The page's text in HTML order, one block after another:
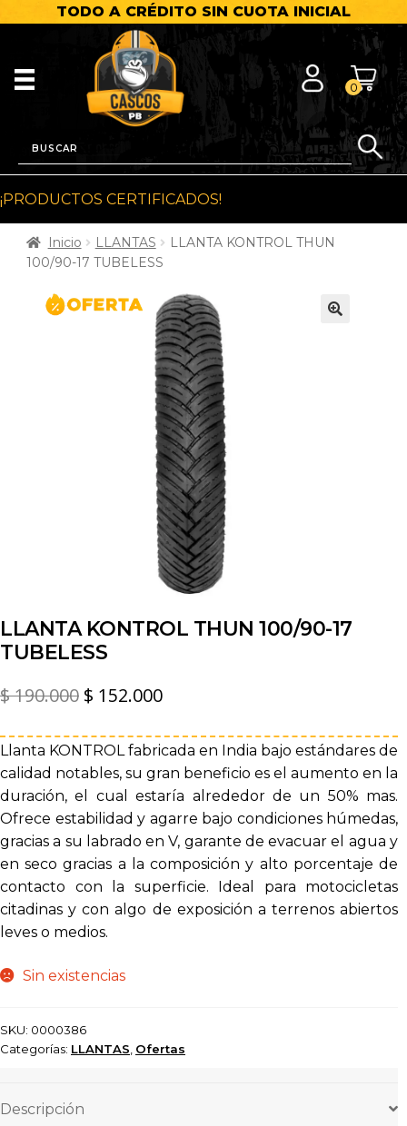
TODO A CRÉDITO SIN CUOTA INICIAL
0
¡PRODUCTOS CERTIFICADOS!
Inicio LLANTAS
LLANTA KONTROL THUN
100/90-17 TUBELESS
LLANTA KONTROL THUN 100/90-17
TUBELESS
$190.000 El
original
era:
$ 190.000.
$ 152.000El
actual
es:
$ 152.000.
Llanta KONTROL fabricada en India bajo estándares de
calidad notables, su gran beneficio es el aumento en la
duración, el cual estaría alrededor de un 50% mas.
Ofrece estabilidad y agarre bajo condiciones húmedas,
gracias a su labrado en V, garante de evacuar el agua y
en seco gracias a la composición y alto porcentaje de
contacto con la superficie. Ideal para motocicletas
citadinas y con algo de exposición a terrenos abiertos
leves o medios.
Sin existencias
SKU: 0000386
Categorías: LLANTAS Ofertas
Descripción